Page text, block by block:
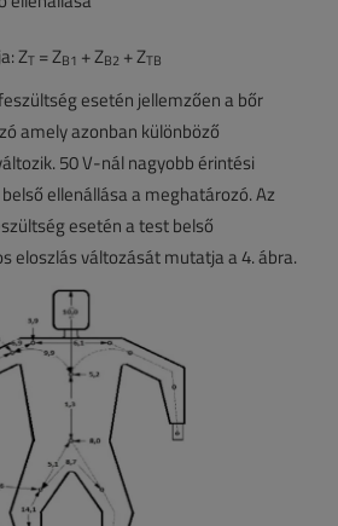
ZT = ZB1 + ZB2 + ZTB
esetén jellemzően a bőr
amely azonban különböző
50 V-nál nagyobb érintési
ellenállása a meghatározó. Az
esetén a test belső
eloszlás változását mutatja a 4. ábra.